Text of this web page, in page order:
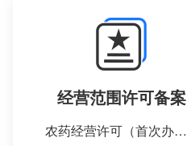
经营范围许可备案
农药经营许可（首次办理）